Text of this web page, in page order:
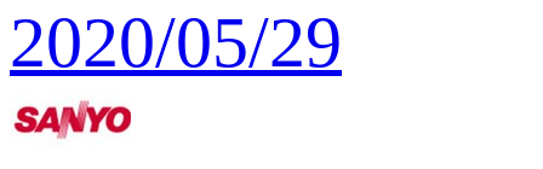
2020/05/29